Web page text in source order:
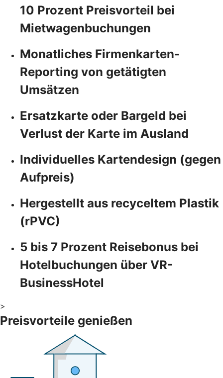
10 Prozent Preisvorteil bei
Mietwagenbuchungen
Monatliches Firmenkarten-
Reporting von getätigten
Umsätzen
Ersatzkarte oder Bargeld bei
Verlust der Karte im Ausland
Individuelles Kartendesign (gegen
Aufpreis)
Hergestellt aus recyceltem Plastik
(rPVC)
5 bis 7 Prozent Reisebonus bei
Hotelbuchungen über VR-
BusinessHotel
>
Preisvorteile genießen